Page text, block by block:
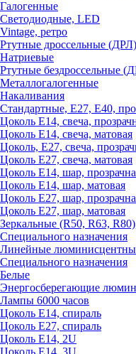
Галогенные
Светодиодные, LED
Vintage, ретро
Ртутные дроссельные (ДРЛ)
Натриевые
Ртутные бездроссельные
Металлогалогенные
Накаливания
Стандартные, Е27, Е40,
Цоколь Е14, свеча,
Цоколь Е14, свеча, матовая
Цоколь, Е27, свеча,
Цоколь Е27, свеча, матовая
Цоколь Е14, шар,
Цоколь Е14, шар, матовая
Цоколь Е27, шар,
Цоколь Е27, шар, матовая
Зеркальные (R50, R63,
Специального назначения
Линейные
Специального назначения
Белые
Энергосберегающие
Лампы 6000 часов
Цоколь Е14, спираль
Цоколь Е27, спираль
Цоколь Е14, 2U
Цоколь Е14, 3U